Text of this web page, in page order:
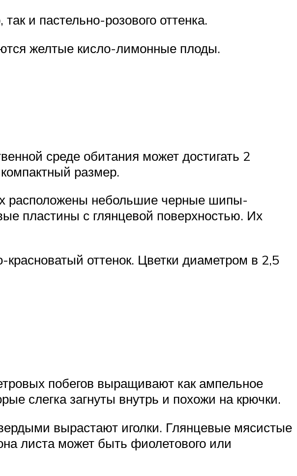
и пастельно-розового оттенка.
желтые кисло-лимонные плоды.
среде обитания может достигать 2
размер.
расположены небольшие черные шипы-
пластины с глянцевой поверхностью. Их
оттенок. Цветки диаметром в 2,5
побегов выращивают как ампельное
слегка загнуты внутрь и похожи на крючки.
вырастают иголки. Глянцевые мясистые
листа может быть фиолетового или